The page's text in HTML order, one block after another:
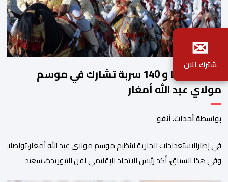
2140 فارسا و 140 سربة تشارك في موسم
مولاي عبد الله أمغار
بواسطة أحداث. أنفو
في إطارالاستعدادات الجارية لتنظيم موسم مولاي عبد الله
وفي هذا السياق، أكد رئيس الاتحاد الإقليمي لفن التبوريدة، سعيد
✉
شترك الآن